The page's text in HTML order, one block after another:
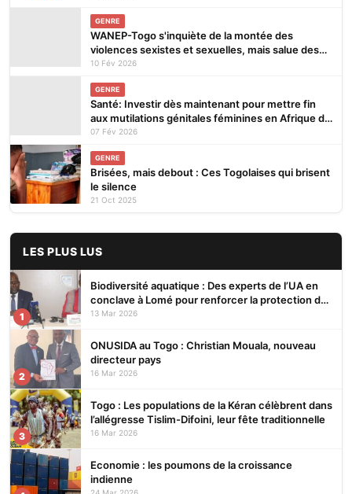
GENRE
WANEP-Togo s'inquiète de la montée des
violences sexistes et sexuelles, mais salue des
avancées au plan sécuritaire
10 Fév 2026
GENRE
Santé: Investir dès maintenant pour mettre fin
aux mutilations génitales féminines en Afrique de
l’Ouest et du Centre (Dr Hounton, UNFPA)
07 Fév 2026
GENRE
Brisées, mais debout : Ces Togolaises qui brisent
le silence
21 Oct 2025
LES PLUS LUS
1
Biodiversité aquatique : Des experts de l’UA en
conclave à Lomé pour renforcer la protection des
écosystèmes
13 Mar 2026
2
ONUSIDA au Togo : Christian Mouala, nouveau
directeur pays
16 Mar 2026
3
Togo : Les populations de la Kéran célèbrent dans
l’allégresse Tislim-Difoini, leur fête traditionnelle
16 Mar 2026
Economie : les poumons de la croissance
indienne